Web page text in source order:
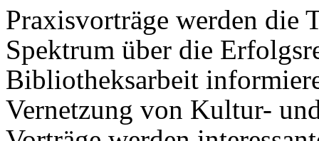
Praxisvorträge werden die
Spektrum über die
Bibliotheksarbeit
Vernetzung von Kultur-